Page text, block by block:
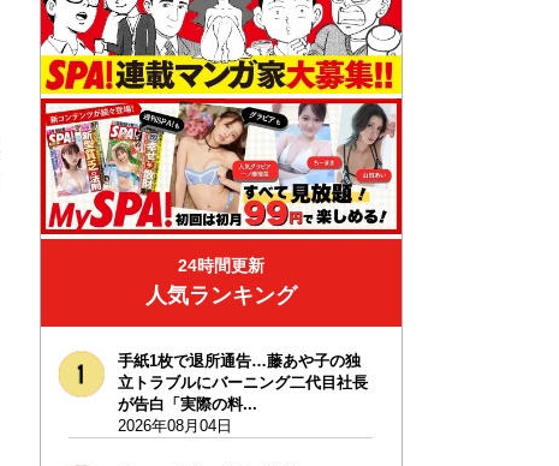
24時間更新
人気ランキング
手紙1枚で退所通告…藤あや子の独
立トラブルにバーニング二代目社長
が告白「実際の料...
2026年08月04日